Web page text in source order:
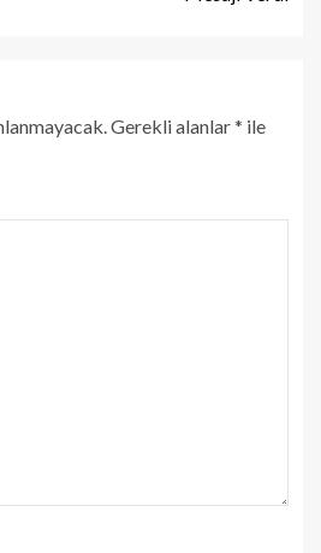
Gerekli alanlar* ile